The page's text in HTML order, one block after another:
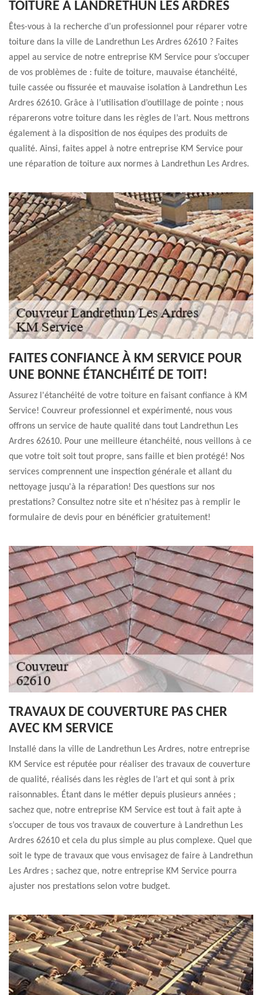
TOITURE À LANDRETHUN LES ARDRES
Êtes-vous à la recherche d’un professionnel pour réparer votre
toiture dans la ville de Landrethun Les Ardres 62610 ? Faites
appel au service de notre entreprise KM Service pour s’occuper
de vos problèmes de : fuite de toiture, mauvaise étanchéité,
tuile cassée ou fissurée et mauvaise isolation à Landrethun Les
Ardres 62610. Grâce à l’utilisation d’outillage de pointe ; nous
réparerons votre toiture dans les règles de l’art. Nous mettrons
également à la disposition de nos équipes des produits de
qualité. Ainsi, faites appel à notre entreprise KM Service pour
une réparation de toiture aux normes à Landrethun Les Ardres.
FAITES CONFIANCE À KM SERVICE POUR
UNE BONNE ÉTANCHÉITÉ DE TOIT!
Assurez l'étanchéité de votre toiture en faisant confiance à KM
Service! Couvreur professionnel et expérimenté, nous vous
offrons un service de haute qualité dans tout Landrethun Les
Ardres 62610. Pour une meilleure étanchéité, nous veillons à ce
que votre toit soit tout propre, sans faille et bien protégé! Nos
services comprennent une inspection générale et allant du
nettoyage jusqu'à la réparation! Des questions sur nos
prestations? Consultez notre site et n'hésitez pas à remplir le
formulaire de devis pour en bénéficier gratuitement!
TRAVAUX DE COUVERTURE PAS CHER
AVEC KM SERVICE
Installé dans la ville de Landrethun Les Ardres, notre entreprise
KM Service est réputée pour réaliser des travaux de couverture
de qualité, réalisés dans les règles de l’art et qui sont à prix
raisonnables. Étant dans le métier depuis plusieurs années ;
sachez que, notre entreprise KM Service est tout à fait apte à
s’occuper de tous vos travaux de couverture à Landrethun Les
Ardres 62610 et cela du plus simple au plus complexe. Quel que
soit le type de travaux que vous envisagez de faire à Landrethun
Les Ardres ; sachez que, notre entreprise KM Service pourra
ajuster nos prestations selon votre budget.